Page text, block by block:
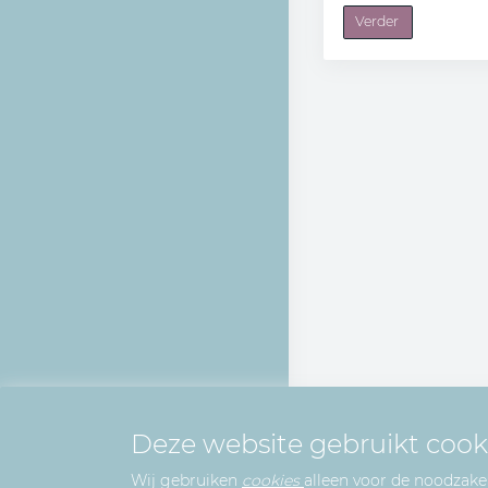
Deze website gebruikt
Wij gebruiken cookies alleen voor de
Verder